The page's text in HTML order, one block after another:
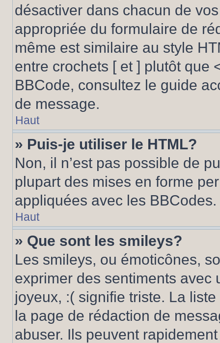
désactiver dans chacun de
appropriée du formulaire de
même est similaire au style
entre crochets [ et ] plutôt que
BBCode, consultez le guide
de message.
Haut
» Puis-je utiliser le HTML?
Non, il n’est pas possible de
plupart des mises en forme
appliquées avec les BBCodes.
Haut
» Que sont les smileys?
Les smileys, ou émoticônes,
exprimer des sentiments avec
joyeux, :( signifie triste. La
la page de rédaction de
abuser. Ils peuvent